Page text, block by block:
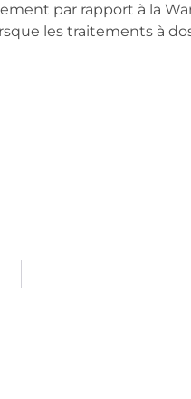
par rapport à la
les traitements à